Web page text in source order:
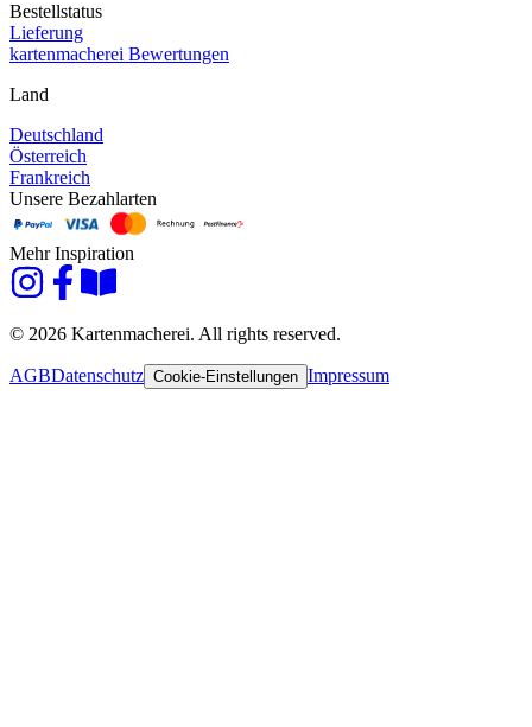
Bestellstatus
Lieferung
kartenmacherei Bewertungen
Land
Deutschland
Österreich
Frankreich
Unsere Bezahlarten
Mehr Inspiration
© 2026 Kartenmacherei. All rights reserved.
AGBDatenschutz Cookie-Einstellungen Impressum